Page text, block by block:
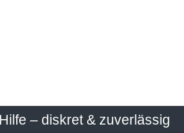
– diskret & zuverlässig